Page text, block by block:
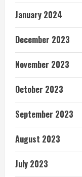
January 2024
December 2023
November 2023
October 2023
September 2023
August 2023
July 2023